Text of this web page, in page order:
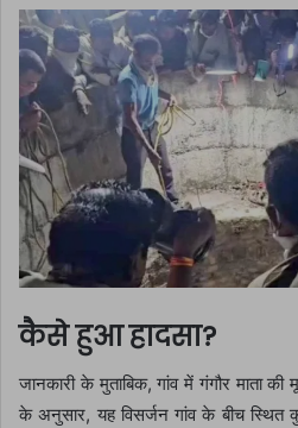
कैसे हुआ हादसा?
जानकारी के मुताबिक, गांव में गंगौर माता की
के अनुसार, यह विसर्जन गांव के बीच स्थित